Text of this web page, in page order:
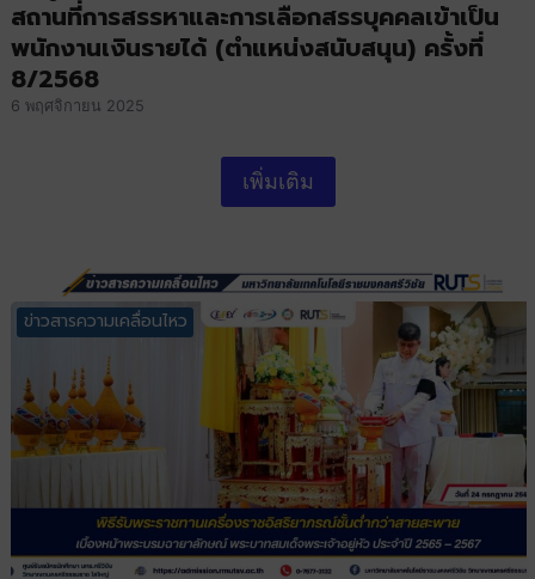
สถานที่การสรรหาและการเลือกสรรบุคคลเข้าเป็น
พนักงานเงินรายได้ (ตำแหน่งสนับสนุน) ครั้งที่
8/2568
6 พฤศจิกายน 2025
เพิ่มเติม
ข่าวสารความเคลื่อนไหว